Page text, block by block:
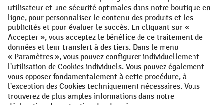
Conditions générales Mentions légales
Protection des Données Politique de cookies
All prices excl. VAT plusshipping costsand possible delivery charges,
if not stated otherwise.
¹ La remise est valable jusqu'à épuisement des stocks. La remise ne
s'applique pas aux prix spéciaux. Il n'est pas possible de le combiner
avec d'autres réductions en pourcentage ou bons de réduction. | ² Une